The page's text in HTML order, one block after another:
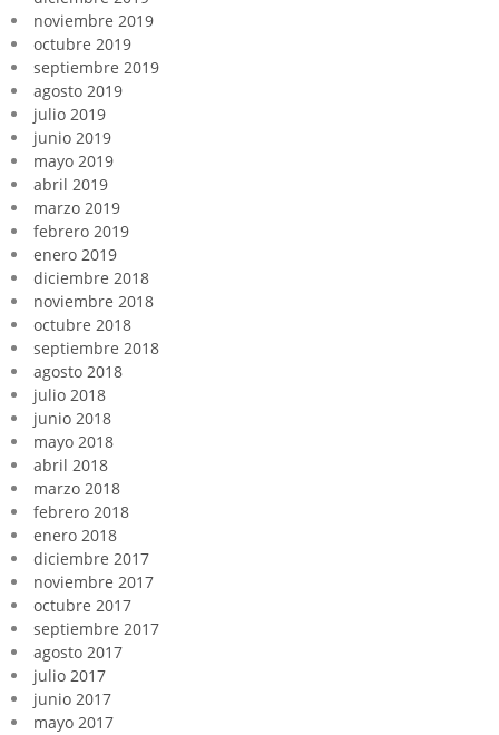
noviembre 2019
octubre 2019
septiembre 2019
agosto 2019
julio 2019
junio 2019
mayo 2019
abril 2019
marzo 2019
febrero 2019
enero 2019
diciembre 2018
noviembre 2018
octubre 2018
septiembre 2018
agosto 2018
julio 2018
junio 2018
mayo 2018
abril 2018
marzo 2018
febrero 2018
enero 2018
diciembre 2017
noviembre 2017
octubre 2017
septiembre 2017
agosto 2017
julio 2017
junio 2017
mayo 2017